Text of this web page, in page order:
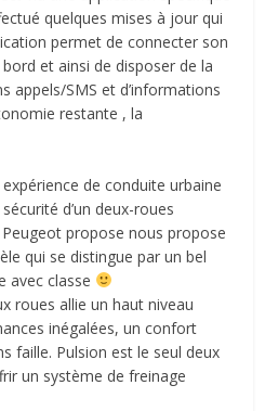
quelques mises à jour qui
permet de connecter son
et ainsi de disposer de la
appels/SMS et d’informations
restante , la
de conduite urbaine
d’un deux-roues
propose nous propose
qui se distingue par un bel
avec classe
roues allie un haut niveau
inégalées, un confort
faille. Pulsion est le seul deux
un système de freinage